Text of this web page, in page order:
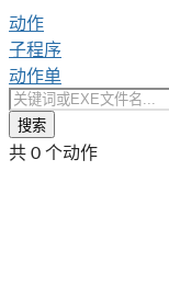
动作
子程序
动作单
搜索
共 0 个动作